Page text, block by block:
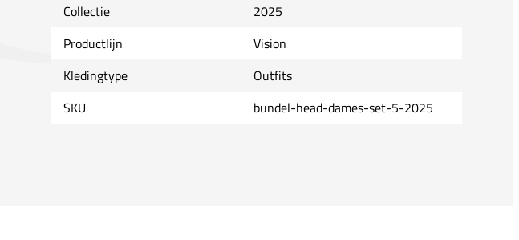
Collectie
2025
Productlijn
Vision
Kledingtype
Outfits
SKU
bundel-head-dames-set-5-2025